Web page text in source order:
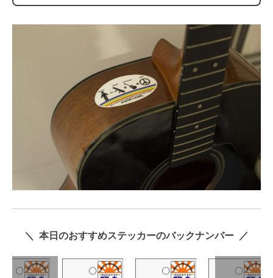
＼ 本日のおすすめステッカーのバックナンバー ／